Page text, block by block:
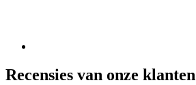
Recensies van onze klanten